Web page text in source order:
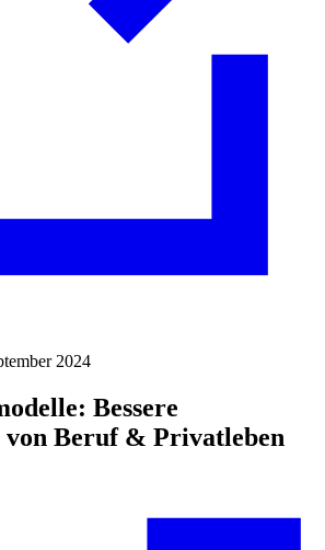
2024
Bessere
Beruf & Privatleben